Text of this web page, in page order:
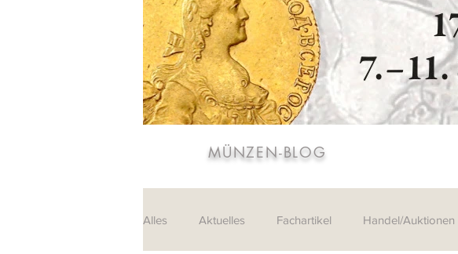
MÜNZEN-BLOG
Alles Aktuelles Fachartikel Handel/Auktionen